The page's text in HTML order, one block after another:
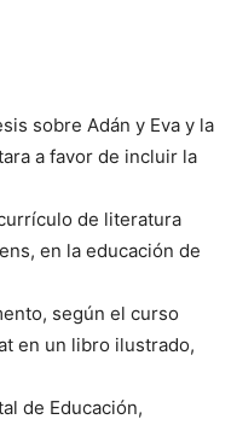
sobre Adán y Eva y la
a favor de incluir la
de literatura
en la educación de
según el curso
en un libro ilustrado,
de Educación,